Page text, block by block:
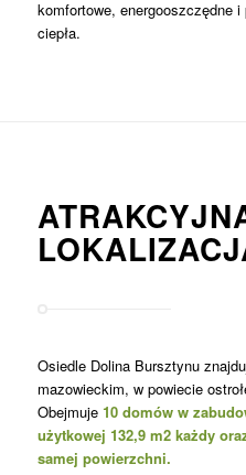
komfortowe, energooszczędne
ciepła.
Osiedle Dolina Bursztynu
mazowieckim, w powiecie
Obejmuje 10 domów w
użytkowej 132,9 m2 każdy
samej powierzchni.